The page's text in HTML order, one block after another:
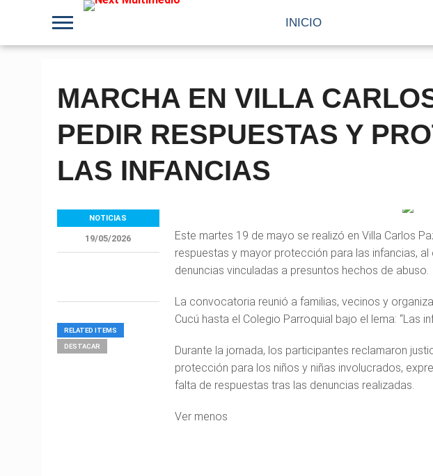
INICIO
MARCHA EN VILLA
PEDIR RESPUESTAS Y
LAS INFANCIAS
Este martes 19 de mayo se realizó en Villa Carlos
respuestas y mayor protección para las infancias, al
denuncias vinculadas a presuntos hechos de abuso.
La convocatoria reunió a familias, vecinos y
Cucú hasta el Colegio Parroquial bajo el lema: “Las
Durante la jornada, los participantes reclamaron
protección para los niños y niñas involucrados,
falta de respuestas tras las denuncias realizadas.
Ver menos
NOTICIAS
19/05/2026
RELATED ITEMS
DESTACAR